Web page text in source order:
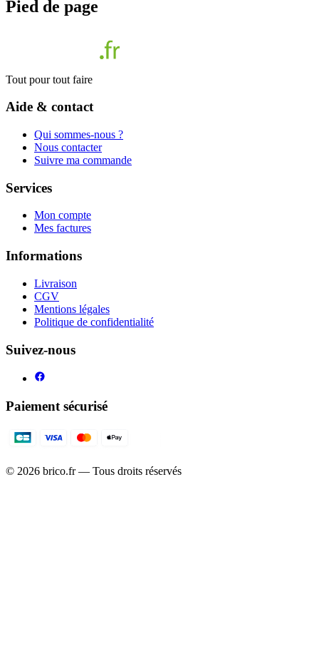
Pied de page
Tout pour tout faire
Aide & contact
Qui sommes-nous ?
Nous contacter
Suivre ma commande
Services
Mon compte
Mes factures
Informations
Livraison
CGV
Mentions légales
Politique de confidentialité
Suivez-nous
Paiement sécurisé
© 2026 brico.fr — Tous droits réservés